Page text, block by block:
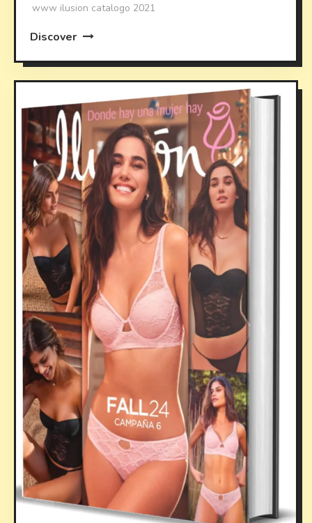
www ilusion catalogo 2021
Discover